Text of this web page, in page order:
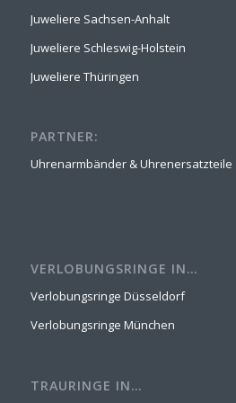
Juweliere Sachsen-Anhalt
Juweliere Schleswig-Holstein
Juweliere Thüringen
PARTNER:
Uhrenarmbänder & Uhrenersatzteile
VERLOBUNGSRINGE IN…
Verlobungsringe Düsseldorf
Verlobungsringe München
TRAURINGE IN…